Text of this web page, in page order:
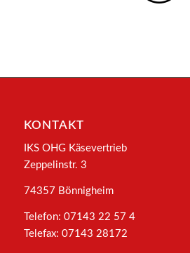
KONTAKT
IKS OHG Käsevertrieb
Zeppelinstr. 3
74357 Bönnigheim
Telefon: 07143 22 57 4
Telefax: 07143 28172